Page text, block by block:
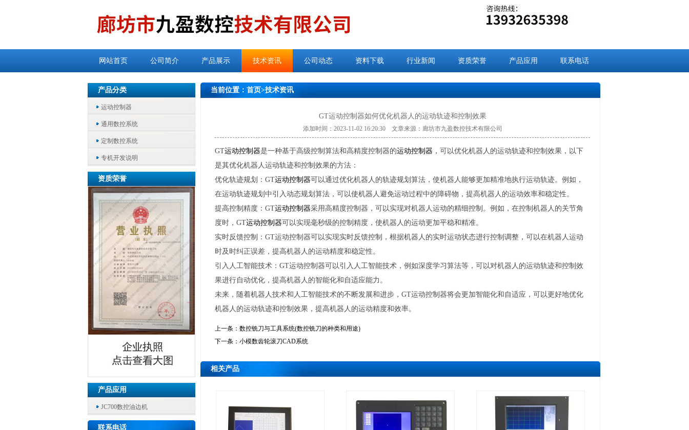
网站首页 公司简介 产品展示 技术资讯 公司动态 资料下载 行业新闻 资质荣誉 产品应用 联系电话
产品分类
运动控制器
通用数控系统
定制数控系统
专机开发说明
资质荣誉
产品应用
JC700数控油边机
联系电话
当前位置： 首页>技术资讯
GT运动控制器如何优化机器人的运动轨迹和控制效果
添加时间：2023-11-02 16:20:30 文章来源：廊坊市九盈数控技术有限公司
GT运动控制器是一种基于高级控制算法和高精度控制器的运动控制器 ，可以优化机器人的运动轨迹和控制效果，以下
是其优化机器人运动轨迹和控制效果的方法：
优化轨迹规划：GT运动控制器可以通过优化机器人的轨迹规划算法，使机器人能够更加精准地执行运动轨迹。例如，
在运动轨迹规划中引入动态规划算法，可以使机器人避免运动过程中的障碍物，提高机器人的运动效率和稳定性。
提高控制精度：GT运动控制器采用高精度控制器，可以实现对机器人运动的精细控制。例如，在控制机器人的关节角
度时，GT运动控制器可以实现毫秒级的控制精度，使机器人的运动更加平稳和精准。
实时反馈控制：GT运动控制器可以实现实时反馈控制，根据机器人的实时运动状态进行控制调整，可以在机器人运动
时及时纠正误差，提高机器人的运动精度和稳定性。
引入人工智能技术：GT运动控制器可以引入人工智能技术，例如深度学习算法等，可以对机器人的运动轨迹和控制效
果进行自动优化，提高机器人的智能化和自适应能力。
未来，随着机器人技术和人工智能技术的不断发展和进步，GT运动控制器将会更加智能化和自适应，可以更好地优化
机器人的运动轨迹和控制效果，提高机器人的运动精度和效率。
上一条：数控铣刀与工具系统(数控铣刀的种类和用途)
下一条：小模数齿轮滚刀CAD系统
相关产品